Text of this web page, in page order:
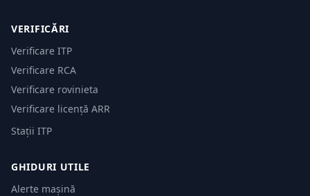
VERIFICĂRI
Verificare ITP
Verificare RCA
Verificare rovinieta
Verificare licență ARR
Stații ITP
GHIDURI UTILE
Alerte mașină